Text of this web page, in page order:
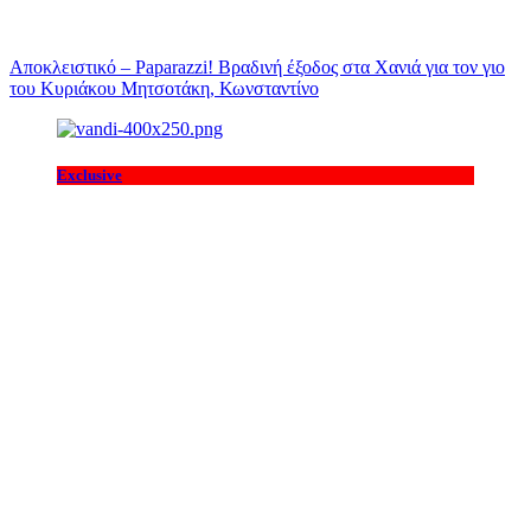
Αποκλειστικό – Paparazzi! Βραδινή έξοδος στα Χανιά για τον γιο
του Κυριάκου Μητσοτάκη, Κωνσταντίνο
Exclusive